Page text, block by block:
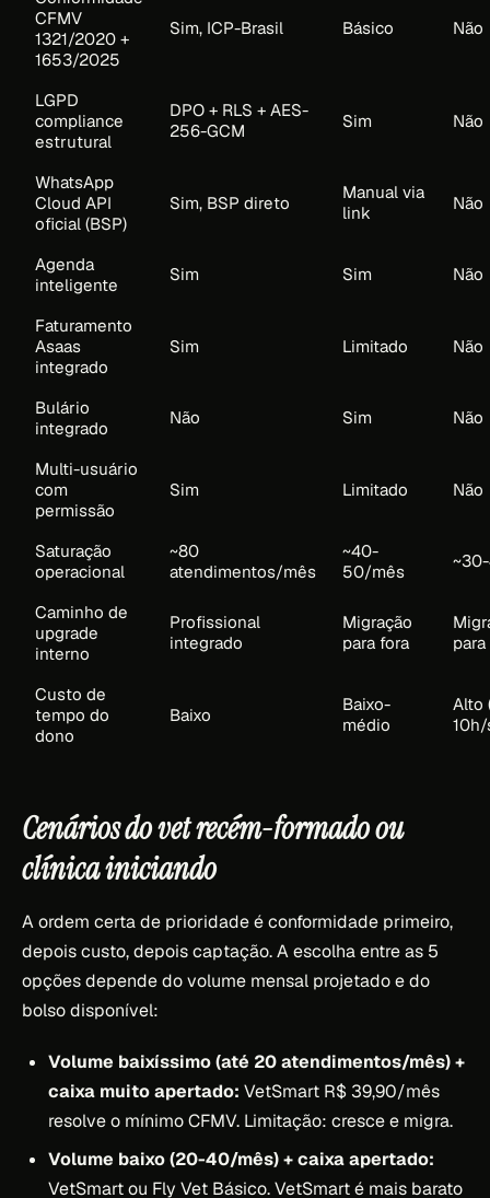
CFMV
1321/2020 +
1653/2025
Sim, ICP-Brasil Básico Não
LGPD
compliance
estrutural
DPO + RLS + AES-
256-GCM
Sim Não
WhatsApp
Cloud API
oficial (BSP)
Sim, BSP direto
Manual via
link
Não
Agenda
inteligente
Sim Sim Não
Faturamento
Asaas
integrado
Sim Limitado Não
Bulário
integrado
Não Sim Não
Multi-usuário
com
permissão
Sim Limitado Não
Saturação
operacional
~80
atendimentos/mês
~40-
50/mês
Caminho de
upgrade
interno
Profissional
integrado
Migração
para fora
Custo de
tempo do
dono
Baixo
Baixo-
médio
Alto
10h/
Cenários do vet recém-formado ou
clínica iniciando
A ordem certa de prioridade é conformidade primeiro,
depois custo, depois captação. A escolha entre as 5
opções depende do volume mensal projetado e do
bolso disponível:
Volume baixíssimo (até 20 atendimentos/mês) +
caixa muito apertado: VetSmart R$ 39,90/mês
resolve o mínimo CFMV. Limitação: cresce e migra.
Volume baixo (20-40/mês) + caixa apertado:
VetSmart ou Fly Vet Básico. VetSmart é mais barato